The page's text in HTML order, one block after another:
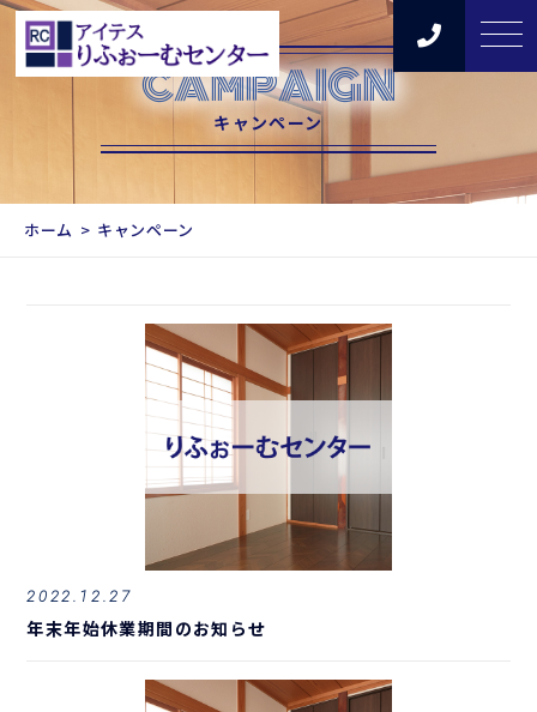
CAMPAIGN
キャンペーン
ホーム キャンペーン
2022.12.27
年末年始休業期間のお知らせ